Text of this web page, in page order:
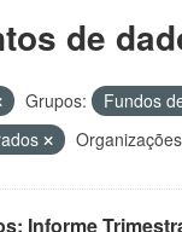
de
Grupos:
Fundos
Informe